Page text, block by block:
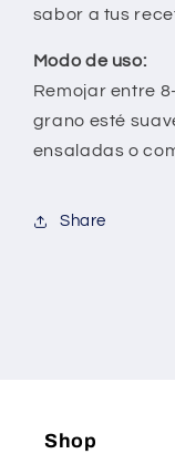
sabor a tus
Modo de uso:
Remojar entre
grano esté
ensaladas o
Share
Shop